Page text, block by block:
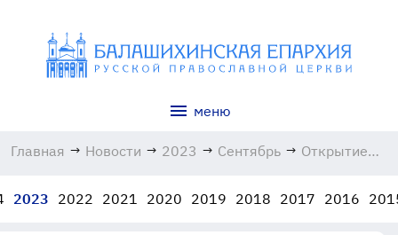
меню
Главная → Новости → 2023 → Сентябрь → Открытие
при
2023 2022 2021 2020 2019 2018 2017 2016